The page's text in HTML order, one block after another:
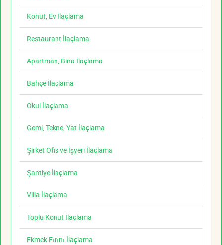
Konut, Ev İlaçlama
Restaurant İlaçlama
Apartman, Bina İlaçlama
Bahçe İlaçlama
Okul İlaçlama
Gemi, Tekne, Yat İlaçlama
Şirket Ofis ve İşyeri İlaçlama
Şantiye İlaçlama
Villa İlaçlama
Toplu Konut İlaçlama
Ekmek Fırını İlaçlama